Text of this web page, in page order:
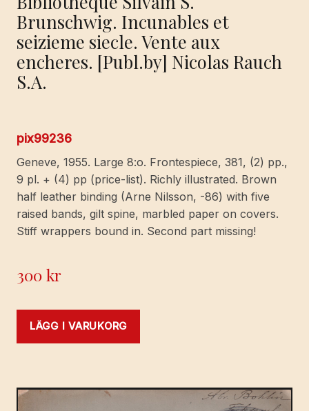
Brunschwig. Incunables et
seizieme siecle. Vente aux
encheres. [Publ.by] Nicolas Rauch
S.A.
pix99236
Geneve, 1955. Large 8:o. Frontespiece, 381, (2) pp.,
9 pl. + (4) pp (price-list). Richly illustrated. Brown
half leather binding (Arne Nilsson, -86) with five
raised bands, gilt spine, marbled paper on covers.
Stiff wrappers bound in. Second part missing!
300kr
LÄGG I VARUKORG